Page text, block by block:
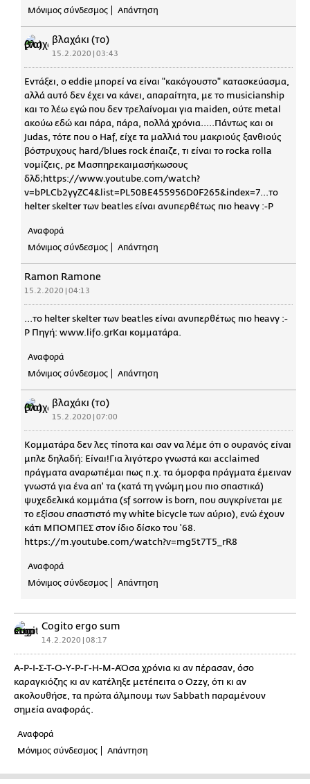
Μόνιμος σύνδεσμος
Απάντηση
βλαχάκι (το)
15.2.2020 | 03:43
Εντάξει, o eddie μπορεί να είναι "κακόγουστο" κατασκεύασμα,
αλλά αυτό δεν έχει να κάνει, απαραίτητα, με το musicianship
και το λέω εγώ που δεν τρελαίνομαι για maiden, ούτε metal
ακούω εδώ και πάρα, πάρα, πολλά χρόνια.....Πάντως και οι
Judas, τότε που ο Haf, είχε τα μαλλιά του μακριούς ξανθιούς
βόστρυχους hard/blues rock έπαιζε, τι είναι το rocka rolla
νομίζεις, ρε Μασπηρεκαιμασήκωσους
δλδ;https://www.youtube.com/watch?
v=bPLCb2yyZC4&list=PL50BE455956D0F265&index=7...το
helter skelter των beatles είναι ανυπερθέτως πιο heavy :-P
Αναφορά
Μόνιμος σύνδεσμος
Απάντηση
Ramon Ramone
15.2.2020 | 04:13
...το helter skelter των beatles είναι ανυπερθέτως πιο heavy :-
P Πηγή: www.lifo.grΚαι κομματάρα.
Αναφορά
Μόνιμος σύνδεσμος
Απάντηση
βλαχάκι (το)
15.2.2020 | 07:00
Κομματάρα δεν λες τίποτα και σαν να λέμε ότι ο ουρανός είναι
μπλε δηλαδή: Είναι!Για λιγότερο γνωστά και acclaimed
πράγματα αναρωτιέμαι πως π.χ. τα όμορφα πράγματα έμειναν
γνωστά για ένα απ' τα (κατά τη γνώμη μου πιο σπαστικά)
ψυχεδελικά κομμάτια (sf sorrow is born, που συγκρίνεται με
το εξίσου σπαστιστό my white bicycle των αύριο), ενώ έχουν
κάτι ΜΠΟΜΠΕΣ στον ίδιο δίσκο του '68.
https://m.youtube.com/watch?v=mg5t7T5_rR8
Αναφορά
Μόνιμος σύνδεσμος
Απάντηση
Cogito ergo sum
14.2.2020 | 08:17
Α-Ρ-Ι-Σ-Τ-Ο-Υ-Ρ-Γ-Η-Μ-ΑΌσα χρόνια κι αν πέρασαν, όσο
καραγκιόζης κι αν κατέληξε μετέπειτα ο Ozzy, ότι κι αν
ακολουθήσε, τα πρώτα άλμπουμ των Sabbath παραμένουν
σημεία αναφοράς.
Αναφορά
Μόνιμος σύνδεσμος
Απάντηση